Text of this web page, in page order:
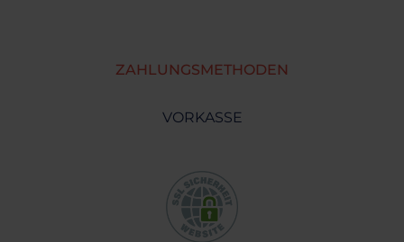
ZAHLUNGSMETHODEN
VORKASSE